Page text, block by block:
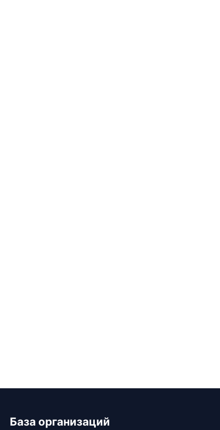
База организаций